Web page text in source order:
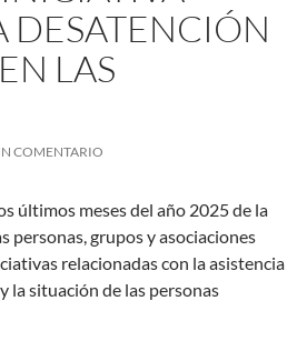
DESATENCIÓN
LAS
COMENTARIO
últimos meses del año 2025 de la
personas, grupos y asociaciones
relacionadas con la asistencia
la situación de las personas